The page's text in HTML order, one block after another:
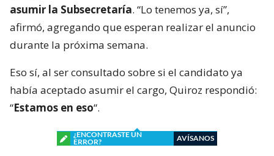
asumir la Subsecretaría. “Lo tenemos ya, sí”,
afirmó, agregando que esperan realizar el anuncio
durante la próxima semana.
Eso sí, al ser consultado sobre si el candidato ya
había aceptado asumir el cargo, Quiroz respondió:
“Estamos en eso“.
¿ENCONTRASTE UN
ERROR?
AVÍSANOS